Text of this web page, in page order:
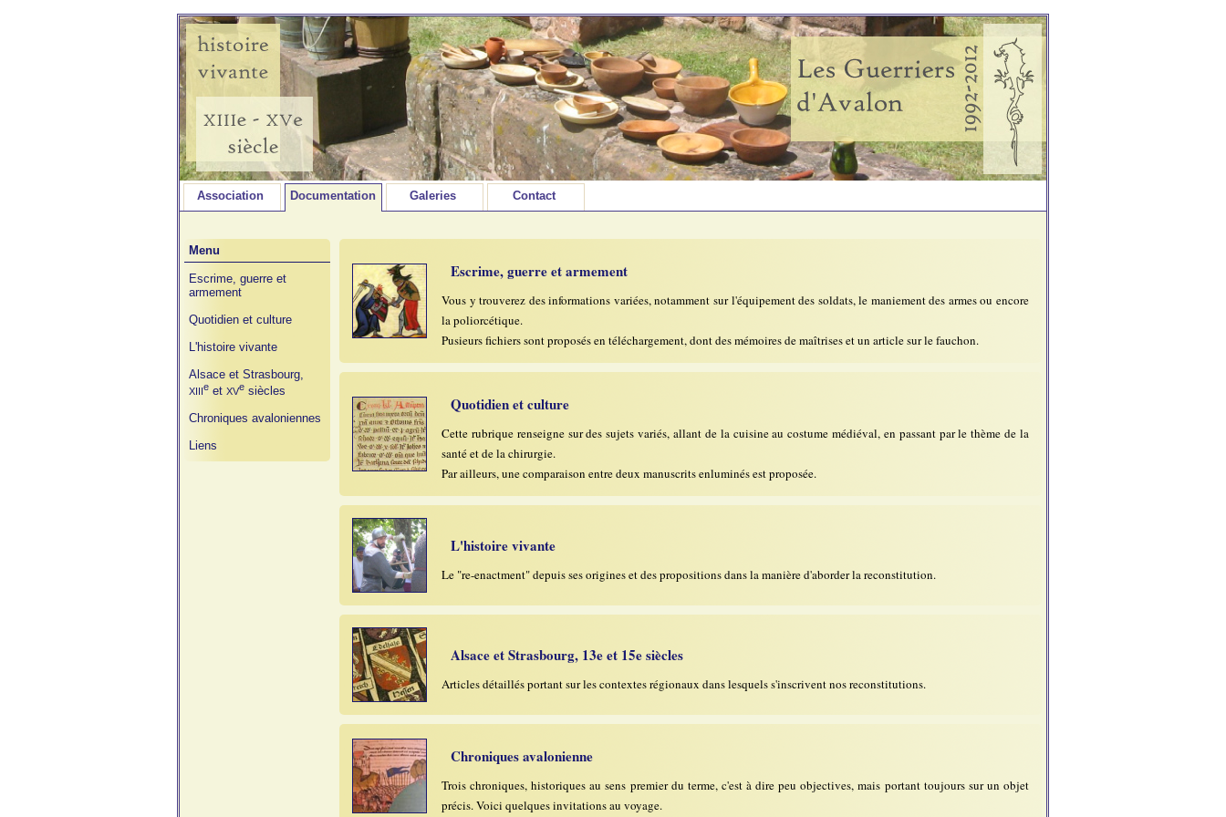
Association Documentation Galeries Contact
Menu
Escrime, guerre et
armement
Quotidien et culture
L'histoire vivante
Alsace et Strasbourg,
XIII e et XVe siècles
Chroniques avaloniennes
Liens
Escrime, guerre et armement
Vous y trouverez des informations variées, notamment sur l'équipement des soldats, le maniement des armes ou encore
la poliorcétique.
Pusieurs fichiers sont proposés en téléchargement, dont des mémoires de maîtrises et un article sur le fauchon.
Quotidien et culture
Cette rubrique renseigne sur des sujets variés, allant de la cuisine au costume médiéval, en passant par le thème de la
santé et de la chirurgie.
Par ailleurs, une comparaison entre deux manuscrits enluminés est proposée.
L'histoire vivante
Le "re-enactment" depuis ses origines et des propositions dans la manière d'aborder la reconstitution.
Alsace et Strasbourg, 13e et 15e siècles
Articles détaillés portant sur les contextes régionaux dans lesquels s'inscrivent nos reconstitutions.
Chroniques avalonienne
Trois chroniques, historiques au sens premier du terme, c'est à dire peu objectives, mais portant toujours sur un objet
précis. Voici quelques invitations au voyage.